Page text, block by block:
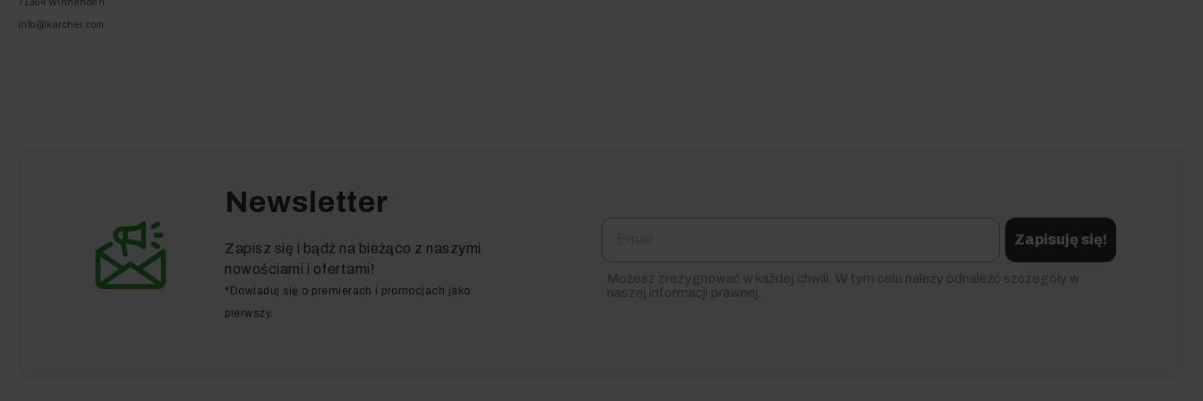
71364 Winnenden
info@karcher.com
Newsletter
Zapisz się i bądź na bieżąco z naszymi
nowościami i ofertami!
*Dowiaduj się o premierach i promocjach jako
pierwszy.
Zapisuję się!
Możesz zrezygnować w każdej chwili. W tym celu należy odnaleźć szczegóły w
naszej informacji prawnej.